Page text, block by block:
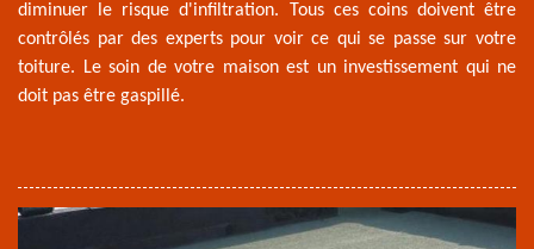
diminuer le risque d'infiltration. Tous ces coins doivent être
contrôlés par des experts pour voir ce qui se passe sur votre
toiture. Le soin de votre maison est un investissement qui ne
doit pas être gaspillé.